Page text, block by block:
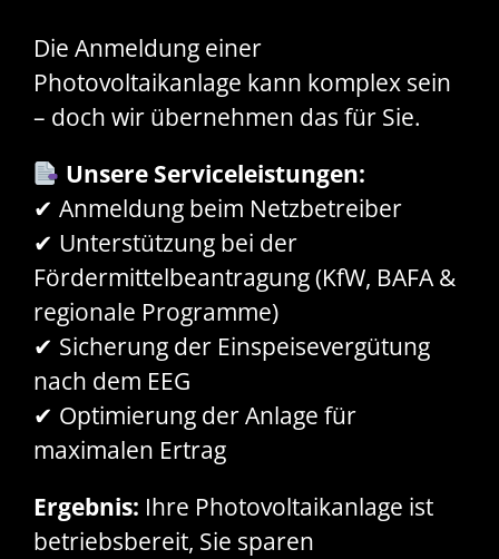
Die Anmeldung einer
Photovoltaikanlage kann komplex sein
– doch wir übernehmen das für Sie.
Unsere Serviceleistungen:
✔ Anmeldung beim Netzbetreiber
✔ Unterstützung bei der
Fördermittelbeantragung (KfW, BAFA &
regionale Programme)
✔ Sicherung der Einspeisevergütung
nach dem EEG
✔ Optimierung der Anlage für
maximalen Ertrag
Ergebnis: Ihre Photovoltaikanlage ist
betriebsbereit, Sie sparen